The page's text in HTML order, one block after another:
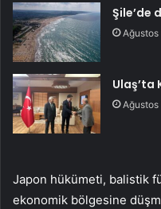
Şile’de
Ulaş’ta
Japon hükümeti, balistik
ekonomik bölgesine